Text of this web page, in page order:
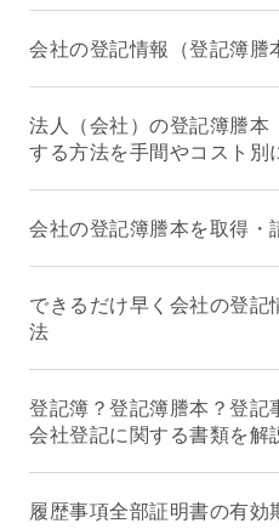
会社の登記情報（登記簿謄
法人（会社）の登記簿謄本
する方法を手間やコスト別
会社の登記簿謄本を取得・
できるだけ早く会社の登
法
登記簿？登記簿謄本？登記
会社登記に関する書類を解
履歴事項全部証明書の有効